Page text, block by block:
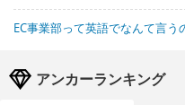
EC事業部って英語でなんて言う
アンカーランキング